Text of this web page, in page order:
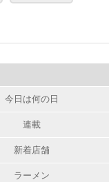
今日は何の日
連載
新着店舗
ラーメン